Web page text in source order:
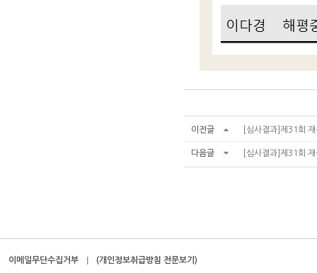
이전글 [심사결과]제31회
다음글 [심사결과]제31회
이메일무단수집거부 (개인정보취급방침 전문보기)